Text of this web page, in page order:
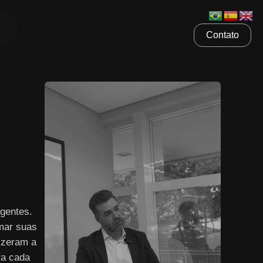
Contato
suas
a
cada